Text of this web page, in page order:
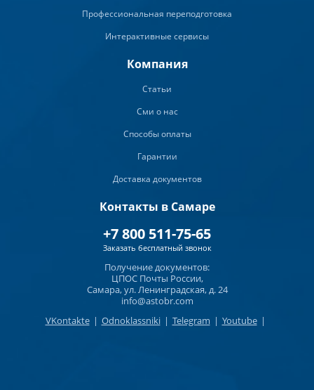
Профессиональная переподготовка
Интерактивные сервисы
Компания
Статьи
Сми о нас
Способы оплаты
Гарантии
Доставка документов
Контакты в Самаре
+7 800 511-75-65
Заказать бесплатный звонок
Получение документов:
ЦПОС Почты России,
Самара, ул. Ленинградская, д. 24
info@astobr.com
VKontakte | Odnoklassniki | Telegram | Youtube |